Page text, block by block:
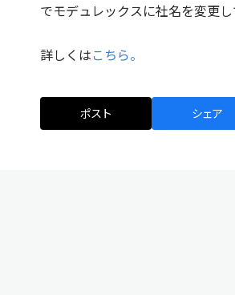
でモデュレックスに社名を変更し
詳しくはこちら。
ポスト シェア